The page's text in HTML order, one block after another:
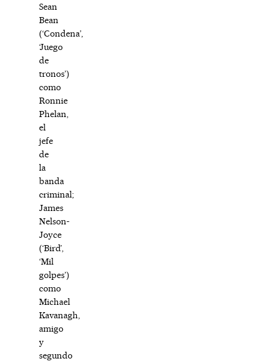
Sean
Bean
(‘Condena’,
‘Juego
de
tronos’)
como
Ronnie
Phelan,
el
jefe
de
la
banda
criminal;
James
Nelson-
Joyce
(‘Bird’,
‘Mil
golpes’)
como
Michael
Kavanagh,
amigo
y
segundo